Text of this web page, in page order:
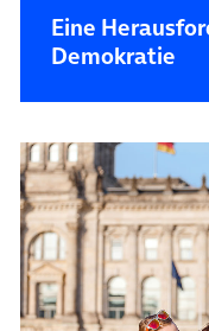
Eine
Demokratie